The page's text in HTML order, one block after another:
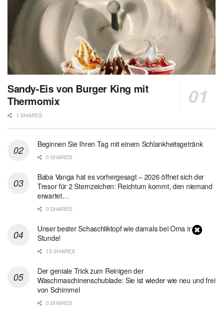
Sandy-Eis von Burger King mit
Thermomix
1 SHARES
Beginnen Sie Ihren Tag mit einem Schlankheitsgetränk
0 SHARES
Baba Vanga hat es vorhergesagt – 2026 öffnet sich der
Tresor für 2 Sternzeichen: Reichtum kommt, den niemand
erwartet…
0 SHARES
Unser bester Schaschliktopf wie damals bei Oma in 1
Stunde!
13 SHARES
Der geniale Trick zum Reinigen der
Waschmaschinenschublade: Sie ist wieder wie neu und frei
von Schimmel
0 SHARES